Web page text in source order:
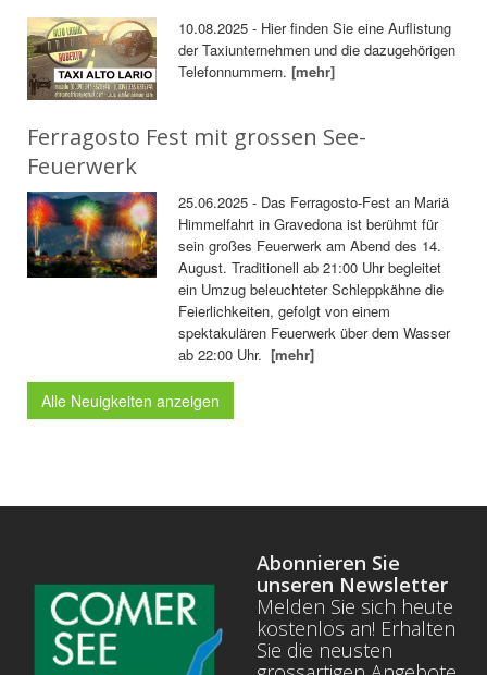
10.08.2025 - Hier finden Sie eine Auflistung
der Taxiunternehmen und die dazugehörigen
Telefonnummern.[mehr]
Ferragosto Fest mit grossen See-
Feuerwerk
25.06.2025 - Das Ferragosto-Fest an Mariä
Himmelfahrt in Gravedona ist berühmt für
sein großes Feuerwerk am Abend des 14.
August. Traditionell ab 21:00 Uhr begleitet
ein Umzug beleuchteter Schleppkähne die
Feierlichkeiten, gefolgt von einem
spektakulären Feuerwerk über dem Wasser
ab 22:00 Uhr.[mehr]
Alle Neuigkeiten anzeigen
Abonnieren Sie
unseren Newsletter
Melden Sie sich heute
kostenlos an! Erhalten
Sie die neusten